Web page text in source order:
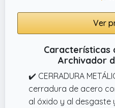
Ver
Características
Archivador
✔️ CERRADURA
cerradura de acero
al óxido y al